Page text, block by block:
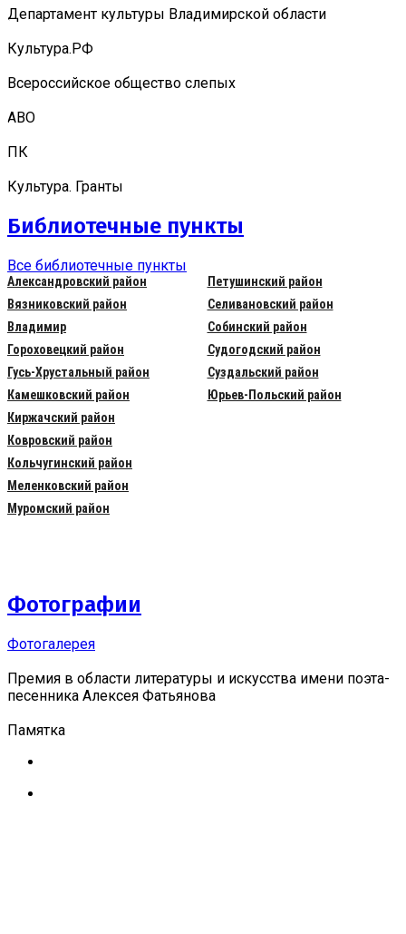
Департамент культуры Владимирской области
Культура.РФ
Всероссийское общество слепых
АВО
ПК
Культура. Гранты
Библиотечные пункты
Все библиотечные пункты
Александровский район
Вязниковский район
Владимир
Гороховецкий район
Гусь-Хрустальный район
Камешковский район
Киржачский район
Ковровский район
Кольчугинский район
Меленковский район
Муромский район
Петушинский район
Селивановский район
Собинский район
Судогодский район
Суздальский район
Юрьев-Польский район
Фотографии
Фотогалерея
Премия в области литературы и искусства имени поэта-
песенника Алексея Фатьянова
Памятка